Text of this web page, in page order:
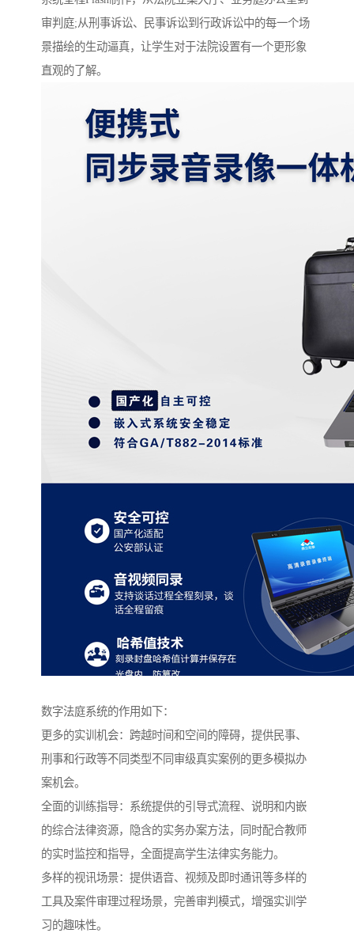
审判庭;从刑事诉讼、民事诉讼到行政诉讼中的每一个场
景描绘的生动逼真，让学生对于法院设置有一个更形象
直观的了解。
数字法庭系统的作用如下：
更多的实训机会：跨越时间和空间的障碍，提供民事、
刑事和行政等不同类型不同审级真实案例的更多模拟办
案机会。
全面的训练指导：系统提供的引导式流程、说明和内嵌
的综合法律资源，隐含的实务办案方法，同时配合教师
的实时监控和指导，全面提高学生法律实务能力。
多样的视讯场景：提供语音、视频及即时通讯等多样的
工具及案件审理过程场景，完善审判模式，增强实训学
习的趣味性。